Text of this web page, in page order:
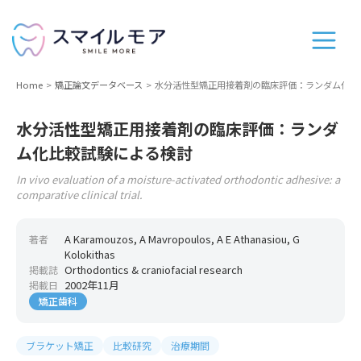
Home 矯正論文データベース 水分活性型矯正用接着剤の臨床評価：ランダム化
水分活性型矯正用接着剤の臨床評価：ランダ
ム化比較試験による検討
In vivo evaluation of a moisture-activated orthodontic adhesive: a
comparative clinical trial.
著者
A Karamouzos, A Mavropoulos, A E Athanasiou, G
Kolokithas
掲載誌 Orthodontics & craniofacial research
掲載日 2002年11月
矯正歯科
ブラケット矯正 比較研究 治療期間